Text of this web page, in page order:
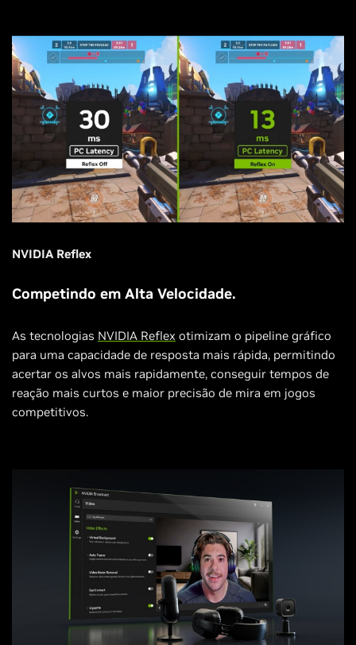
NVIDIA Reflex
Competindo em Alta Velocidade.
As tecnologias NVIDIA Reflex otimizam o pipeline gráfico
para uma capacidade de resposta mais rápida, permitindo
acertar os alvos mais rapidamente, conseguir tempos de
reação mais curtos e maior precisão de mira em jogos
competitivos.